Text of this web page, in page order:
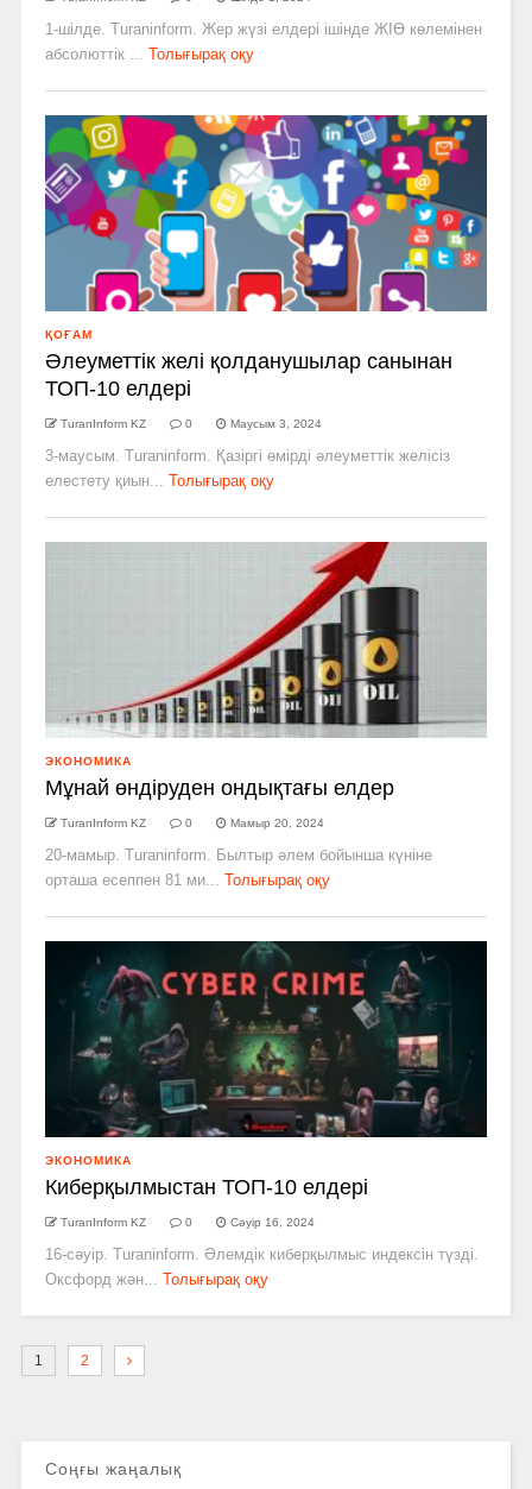
1-шілде. Turaninform. Жер жүзі елдері ішінде ЖІӨ көлемінен
абсолюттік ...
Толығырақ оқу
ҚОҒАМ
Әлеуметтік желі қолданушылар санынан
ТОП-10 елдері
TuranInform KZ 0 Маусым 3, 2024
3-маусым. Turaninform. Қазіргі өмірді әлеуметтік желісіз
елестету қиын...
Толығырақ оқу
ЭКОНОМИКА
Мұнай өндіруден ондықтағы елдер
TuranInform KZ 0 Мамыр 20, 2024
20-мамыр. Turaninform. Былтыр әлем бойынша күніне
орташа есеппен 81 ми...
Толығырақ оқу
ЭКОНОМИКА
Киберқылмыстан ТОП-10 елдері
TuranInform KZ 0 Сәуір 16, 2024
16-сәуір. Turaninform. Әлемдік киберқылмыс индексін түзді.
Оксфорд жән...
Толығырақ оқу
1 2
Соңғы жаңалық